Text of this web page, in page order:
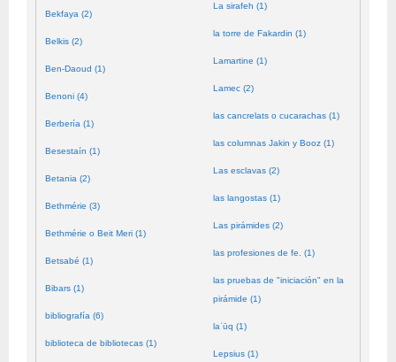
Bekfaya (2)
Belkis (2)
Ben-Daoud (1)
Benoni (4)
Berbería (1)
Besestaín (1)
Betania (2)
Bethmérie (3)
Bethmérie o Beit Meri (1)
Betsabé (1)
Bibars (1)
bibliografía (6)
biblioteca de bibliotecas (1)
La sirafeh (1)
la torre de Fakardin (1)
Lamartine (1)
Lamec (2)
las cancrelats o cucarachas (1)
las columnas Jakin y Booz (1)
Las esclavas (2)
las langostas (1)
Las pirámides (2)
las profesiones de fe. (1)
las pruebas de "iniciación" en la
pirámide (1)
laʿūq (1)
Lepsius (1)